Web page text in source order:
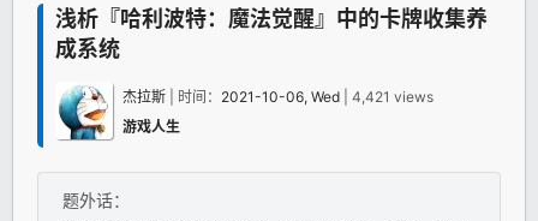
浅析『哈利波特：魔法觉醒』中的卡牌收集养
成系统
杰拉斯 | 时间： 2021-10-06, Wed | 4,421 views
游戏人生
题外话：